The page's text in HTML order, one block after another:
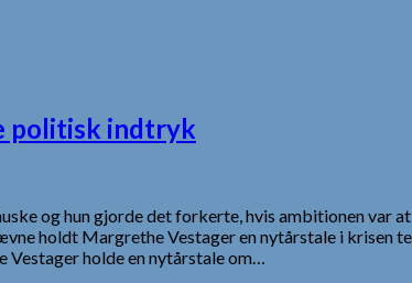
politisk indtryk
og hun gjorde det forkerte, hvis ambitionen var
holdt Margrethe Vestager en nytårstale i krisen
holde en nytårstale om…